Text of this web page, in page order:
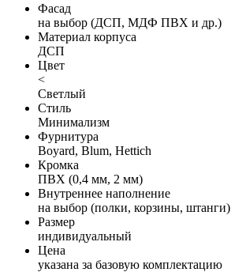
Фасад
на выбор (ДСП, МДФ ПВХ и др.)
Материал корпуса
ДСП
Цвет
<
Светлый
Стиль
Минимализм
Фурнитура
Boyard, Blum, Hettich
Кромка
ПВХ (0,4 мм, 2 мм)
Внутреннее наполнение
на выбор (полки, корзины, штанги)
Размер
индивидуальный
Цена
указана за базовую комплектацию